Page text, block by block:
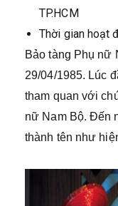
TP.HCM
Thời gian hoạt
Bảo tàng Phụ nữ
29/04/1985. Lúc
tham quan với
nữ Nam Bộ. Đến
thành tên như